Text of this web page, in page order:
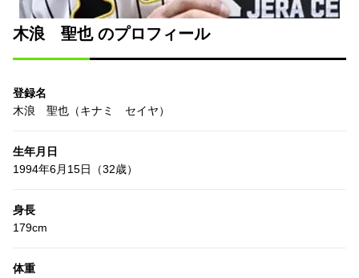
木浪 聖也 のプロフィール
登録名
木浪 聖也（キナミ セイヤ）
生年月日
1994年6月15日（32歳）
身長
179cm
体重